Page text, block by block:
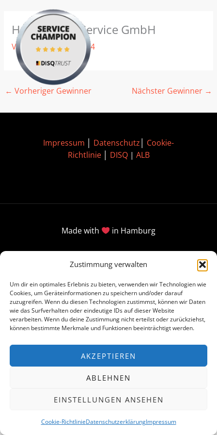
Zustimmung verwalten
Um dir ein optimales Erlebnis zu bieten, verwenden wir Technologien wie
Cookies, um Geräteinformationen zu speichern und/oder darauf
zuzugreifen. Wenn du diesen Technologien zustimmst, können wir Daten
wie das Surfverhalten oder eindeutige IDs auf dieser Website
verarbeiten. Wenn du deine Zustimmung nicht erteilst oder zurückziehst,
können bestimmte Merkmale und Funktionen beeinträchtigt werden.
AKZEPTIEREN
ABLEHNEN
EINSTELLUNGEN ANSEHEN
Cookie-RichtlinieDatenschutzerklärungImpressum
springen
Hanse-Haus Service GmbH
Von 24. Oktober 2024
← Vorheriger Gewinner Nächster Gewinner →
Impressum Datenschutz
Cookie-
Richtlinie│ DISQ| ALB
Made with in Hamburg